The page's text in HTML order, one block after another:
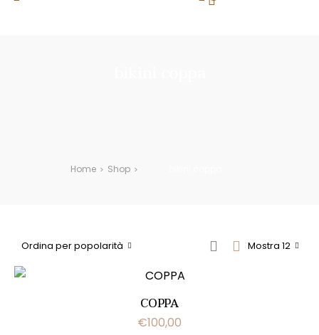
SOPRA 100€ DI SPESA | PAGA IN 3 RATE CON
Home > Shop >
Mostra 12
Ordina per popolarità
COPPA
€100,00